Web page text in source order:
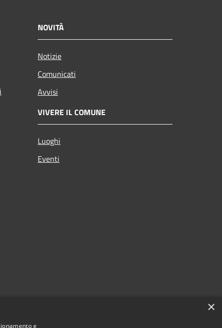
NOVITÀ
Notizie
Comunicati
Avvisi
VIVERE IL COMUNE
Luoghi
Eventi
×
e